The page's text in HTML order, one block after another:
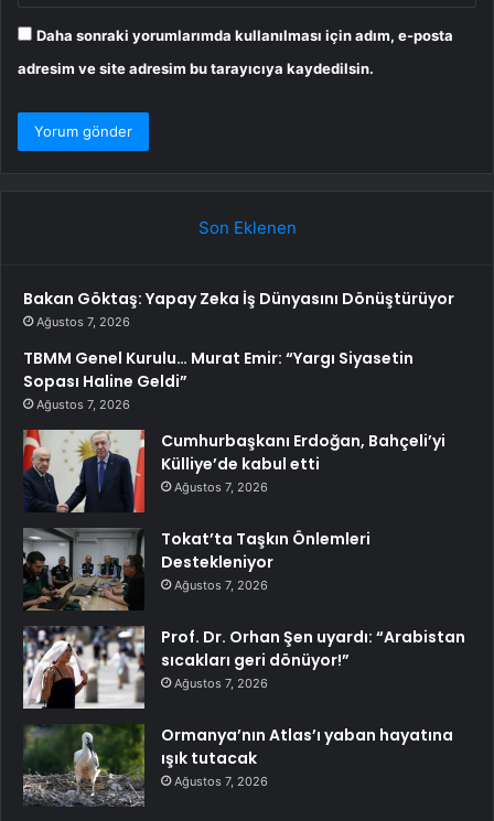
Daha sonraki yorumlarımda kullanılması için adım, e-posta
adresim ve site adresim bu tarayıcıya kaydedilsin.
Son Eklenen
Bakan Göktaş: Yapay Zeka İş Dünyasını Dönüştürüyor
Ağustos 7, 2026
TBMM Genel Kurulu… Murat Emir: “Yargı Siyasetin
Sopası Haline Geldi”
Ağustos 7, 2026
Cumhurbaşkanı Erdoğan, Bahçeli’yi
Külliye’de kabul etti
Ağustos 7, 2026
Tokat’ta Taşkın Önlemleri
Destekleniyor
Ağustos 7, 2026
Prof. Dr. Orhan Şen uyardı: “Arabistan
sıcakları geri dönüyor!”
Ağustos 7, 2026
Ormanya’nın Atlas’ı yaban hayatına
ışık tutacak
Ağustos 7, 2026